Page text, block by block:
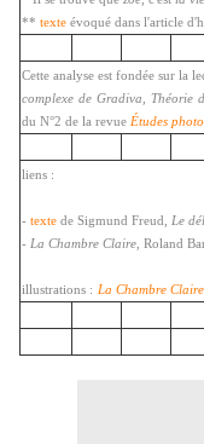
** texte évoqué dans l'article
Cette analyse est fondée sur la
complexe de Gradiva, Théorie
du N°2 de la revue Études
liens :
- texte de Sigmund Freud, Le
- La Chambre Claire, Roland
illustrations : La Chambre Claire